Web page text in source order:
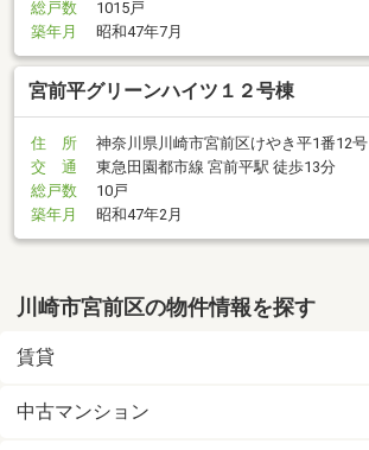
総戸数
1015戸
築年月
昭和47年7月
宮前平グリーンハイツ１２号棟
住 所
神奈川県川崎市宮前区けやき平1番12号
交 通
東急田園都市線 宮前平駅 徒歩13分
総戸数
10戸
築年月
昭和47年2月
川崎市宮前区の物件情報を探す
賃貸
中古マンション